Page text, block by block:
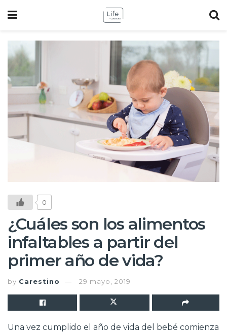
0
¿Cuáles son los alimentos
infaltables a partir del
primer año de vida?
by Carestino 29 mayo, 2019
Una vez cumplido el año de vida del bebé comienza